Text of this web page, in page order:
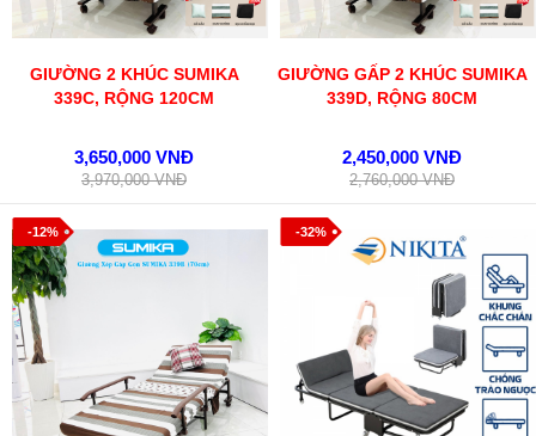
GIƯỜNG 2 KHÚC SUMIKA
339C, RỘNG 120CM
3,650,000 VNĐ
3,970,000 VNĐ
GIƯỜNG GẤP 2 KHÚC SUMIKA
339D, RỘNG 80CM
2,450,000 VNĐ
2,760,000 VNĐ
-12% -32%